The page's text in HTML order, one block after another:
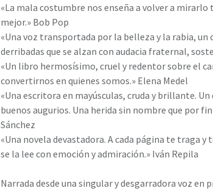
«La mala costumbre nos enseña a volver a
mejor.» Bob Pop
«Una voz transportada por la belleza y la rabia, un
derribadas que se alzan con audacia fraternal,
«Un libro hermosísimo, cruel y redentor sobre el
convertirnos en quienes somos.» Elena Medel
«Una escritora en mayúsculas, cruda y brillante.
buenos augurios. Una herida sin nombre que por
Sánchez
«Una novela devastadora. A cada página te traga y
se la lee con emoción y admiración.» Iván Repila
Narrada desde una singular y desgarradora voz en